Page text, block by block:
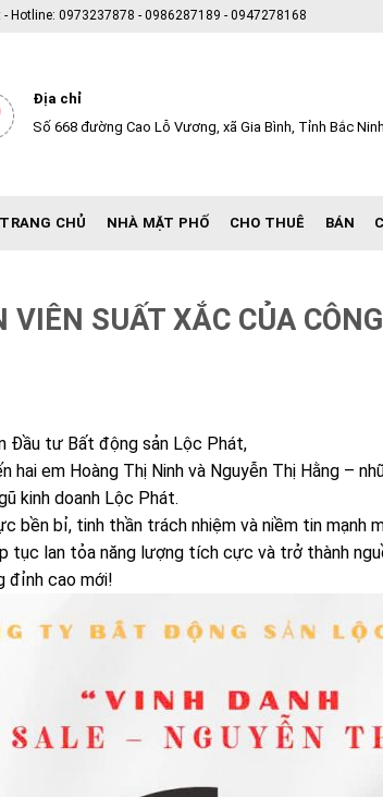
Hotline: 0973237878 - 0986287189 - 0947278168
Địa chỉ
Số 668 đường Cao Lỗ Vương, xã Gia Bình, Tỉnh Bắc Ninh
TRANG CHỦ NHÀ MẶT PHỐ CHO THUÊ BÁN
SUẤT XẮC CỦA
Đầu tư Bất động sản Lộc Phát,
em Hoàng Thị Ninh và Nguyễn Thị Hằng –
kinh doanh Lộc Phát.
bền bỉ, tinh thần trách nhiệm và niềm tin mạnh
tục lan tỏa năng lượng tích cực và trở thành
đỉnh cao mới!